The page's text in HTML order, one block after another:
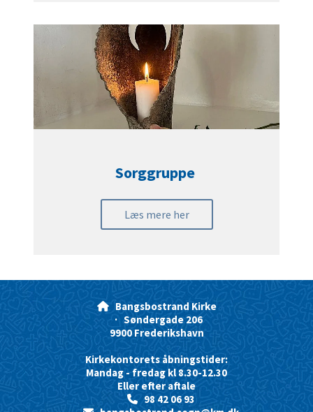
Sorggruppe
Læs mere her
Bangsbostrand Kirke
· Søndergade 206
9900 Frederikshavn
Kirkekontorets åbningstider:
Mandag - fredag kl 8.30-12.30
Eller efter aftale
98 42 06 93